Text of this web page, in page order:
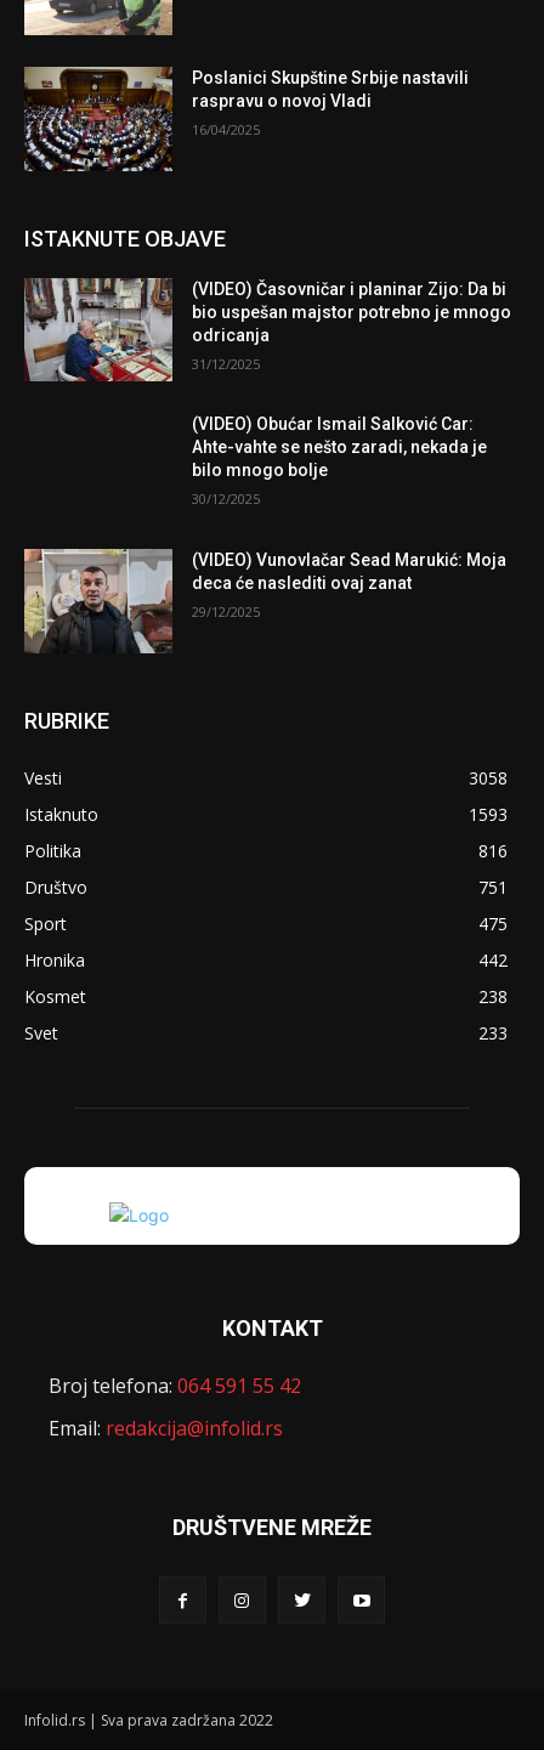
Poslanici Skupštine Srbije nastavili
raspravu o novoj Vladi
16/04/2025
ISTAKNUTE OBJAVE
(VIDEO) Časovničar i planinar Zijo: Da bi
bio uspešan majstor potrebno je mnogo
odricanja
31/12/2025
(VIDEO) Obućar Ismail Salković Car:
Ahte-vahte se nešto zaradi, nekada je
bilo mnogo bolje
30/12/2025
(VIDEO) Vunovlačar Sead Marukić: Moja
deca će naslediti ovaj zanat
29/12/2025
RUBRIKE
Vesti
3058
Istaknuto
1593
Politika
816
Društvo
751
Sport
475
Hronika
442
Kosmet
238
Svet
233
KONTAKT
Broj telefona: 064 591 55 42
Email: redakcija@infolid.rs
DRUŠTVENE MREŽE
Infolid.rs | Sva prava zadržana 2022